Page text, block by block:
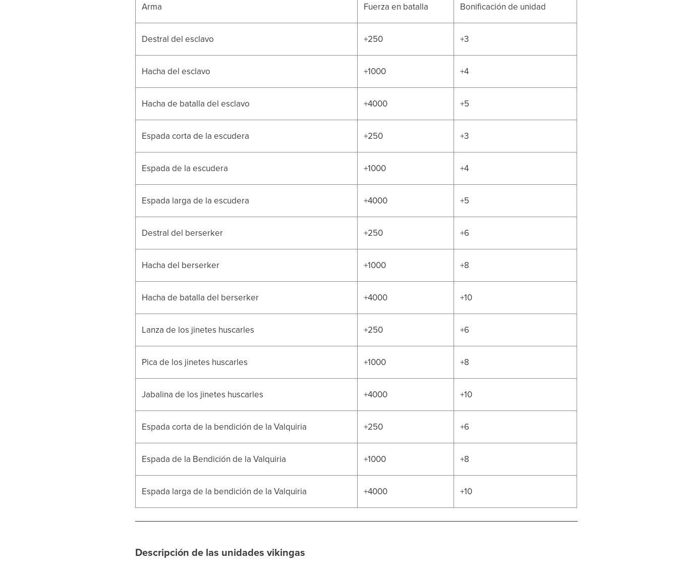
Arma Fuerza en batalla Bonificación de unidad
Destral del esclavo +250 +3
Hacha del esclavo +1000 +4
Hacha de batalla del esclavo +4000 +5
Espada corta de la escudera +250 +3
Espada de la escudera +1000 +4
Espada larga de la escudera +4000 +5
Destral del berserker +250 +6
Hacha del berserker +1000 +8
Hacha de batalla del berserker +4000 +10
Lanza de los jinetes huscarles +250 +6
Pica de los jinetes huscarles +1000 +8
Jabalina de los jinetes huscarles +4000 +10
Espada corta de la bendición de la Valquiria +250 +6
Espada de la Bendición de la Valquiria +1000 +8
Espada larga de la bendición de la Valquiria +4000 +10
Descripción de las unidades vikingas